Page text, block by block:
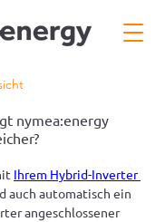
nymea:energy
Ihrem Hybrid-Inverter
auch automatisch ein
angeschlossener